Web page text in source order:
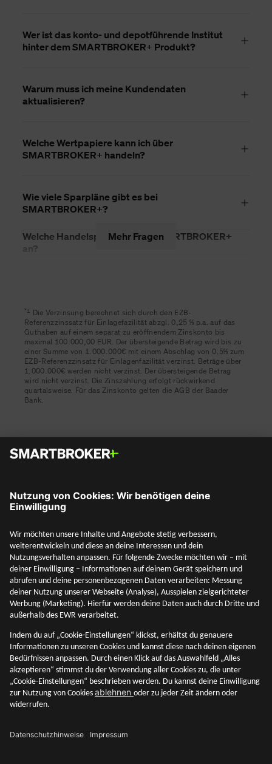
Wer ist das konto- und depotführende Institut
hinter dem SMARTBROKER+ Produkt?
Warum muss ich meine Kundendaten
aktualisieren?
Welche Wertpapiere kann ich über
SMARTBROKER+ handeln?
Wie viele Sparpläne gibt es bei
SMARTBROKER+?
Mehr Fragen
Welche Handelsplätze bietet SMARTBROKER+
an?
*1 Die Verzinsung berechnet sich durch den EZB-
Referenzzinssatz für Einlagefazilität abzgl. 0,25 % p.a. auf das
Guthaben auf einem separat zu eröffnendem Zinskonto bis
maximal 100.000,00 EUR. Der übersteigende Betrag wird bis zu
einer Summe von 1.000.000€ mit einem Abschlag von 0,5% zum
EZB-Referenzzinsatz für Einlagenfazilität verzinst. Beträge über
1.000.000€ werden nicht verzinst. Der übersteigende Betrag
wird nicht verzinst. Die Zinszahlung erfolgt rückwirkend
quartalsweise. Für das Zinskonto gelten die AGB der Baader
Bank.
Mehr entdecken
Adresse & Kontakt
Rechtliches